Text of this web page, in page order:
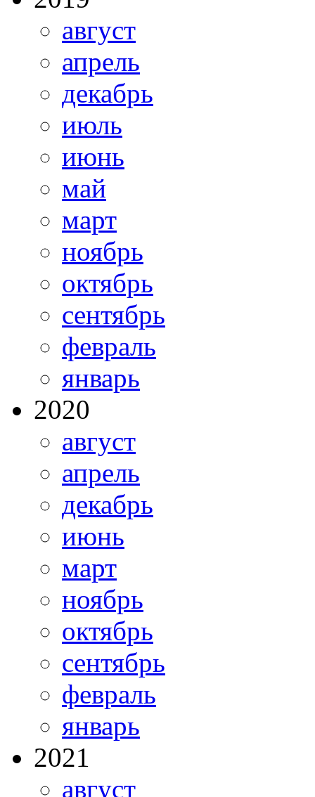
август
апрель
декабрь
июль
июнь
май
март
ноябрь
октябрь
сентябрь
февраль
январь
2020
август
апрель
декабрь
июнь
март
ноябрь
октябрь
сентябрь
февраль
январь
2021
август